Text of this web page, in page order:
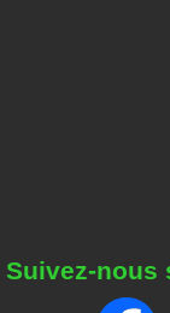
Suivez-nous